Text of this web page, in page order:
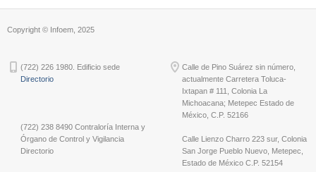
Copyright © Infoem, 2025
(722) 226 1980. Edificio sede
Directorio
(722) 238 8490 Contraloría Interna y
Órgano de Control y Vigilancia
Directorio
Calle de Pino Suárez sin número,
actualmente Carretera Toluca-
Ixtapan # 111, Colonia La
Michoacana; Metepec Estado de
México, C.P. 52166
Calle Lienzo Charro 223 sur, Colonia
San Jorge Pueblo Nuevo, Metepec,
Estado de México C.P. 52154